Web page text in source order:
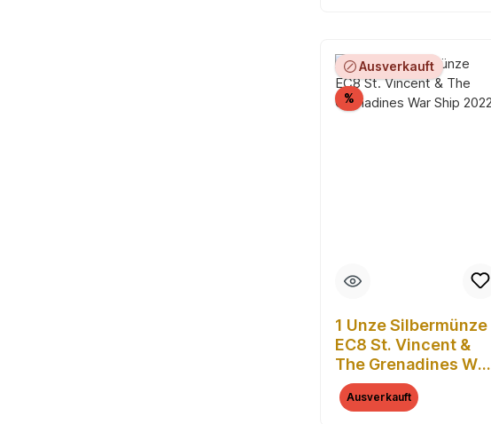
Ausverkauft
% Rabatt
1 Unze Silbermünze
EC8 St. Vincent &
The Grenadines War
Ship 2022
Ausverkauft